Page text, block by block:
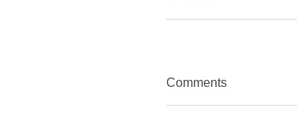
Comments